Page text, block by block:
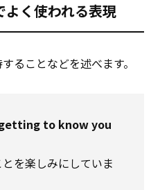
く使われる表現
ることなどを述べます。
to know you
を楽しみにしていま